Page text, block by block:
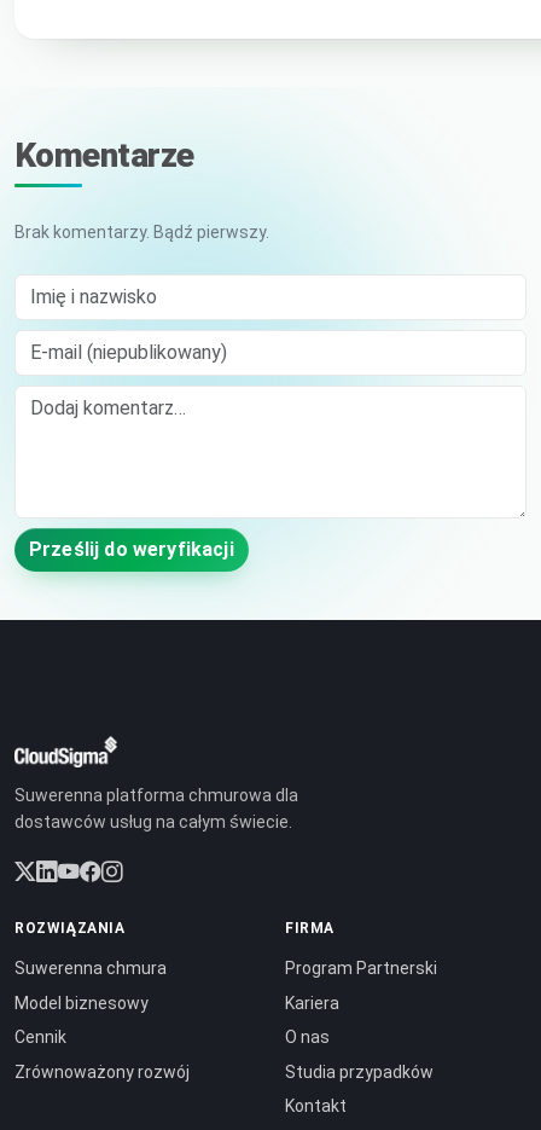
Komentarze
Brak komentarzy. Bądź pierwszy.
Imię i nazwisko
E-mail (niepublikowany)
Comment
Prześlij do weryfikacji
Suwerenna platforma chmurowa dla
dostawców usług na całym świecie.
ROZWIĄZANIA
Suwerenna chmura
Model biznesowy
Cennik
Zrównoważony rozwój
FIRMA
Program Partnerski
Kariera
O nas
Studia przypadków
Kontakt